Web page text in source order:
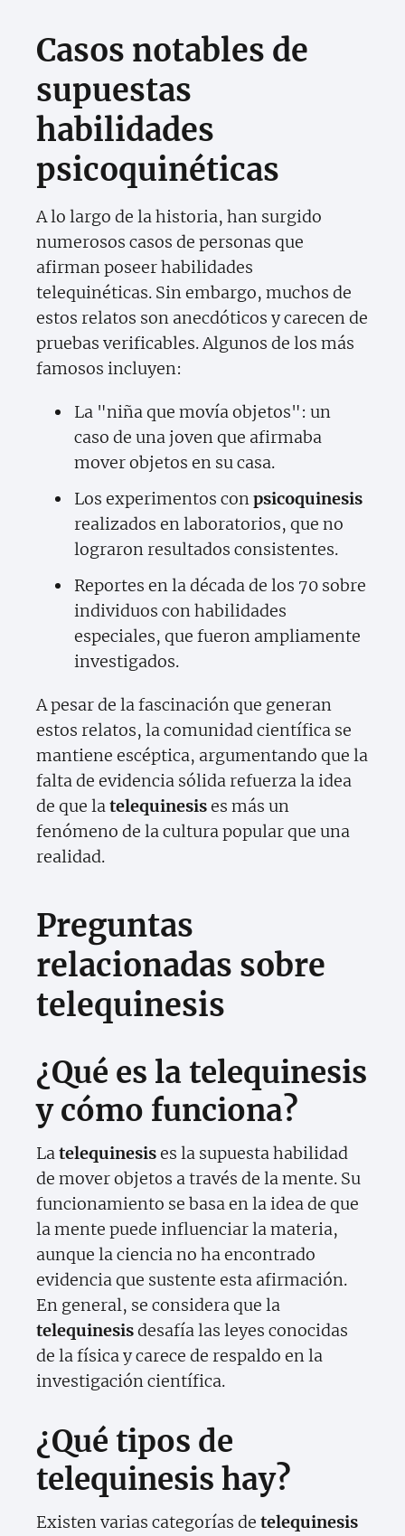
Casos notables de
supuestas
habilidades
psicoquinéticas
A lo largo de la historia, han surgido
numerosos casos de personas que
afirman poseer habilidades
telequinéticas. Sin embargo, muchos de
estos relatos son anecdóticos y carecen de
pruebas verificables. Algunos de los más
famosos incluyen:
La "niña que movía objetos": un
caso de una joven que afirmaba
mover objetos en su casa.
Los experimentos conpsicoquinesis
realizados en laboratorios, que no
lograron resultados consistentes.
Reportes en la década de los 70 sobre
individuos con habilidades
especiales, que fueron ampliamente
investigados.
A pesar de la fascinación que generan
estos relatos, la comunidad científica se
mantiene escéptica, argumentando que la
falta de evidencia sólida refuerza la idea
de que latelequinesises más un
fenómeno de la cultura popular que una
realidad.
Preguntas
relacionadas sobre
telequinesis
¿Qué es la telequinesis
y cómo funciona?
Latelequinesises la supuesta habilidad
de mover objetos a través de la mente. Su
funcionamiento se basa en la idea de que
la mente puede influenciar la materia,
aunque la ciencia no ha encontrado
evidencia que sustente esta afirmación.
En general, se considera que la
telequinesisdesafía las leyes conocidas
de la física y carece de respaldo en la
investigación científica.
¿Qué tipos de
telequinesis hay?
Existen varias categorías de telequinesis